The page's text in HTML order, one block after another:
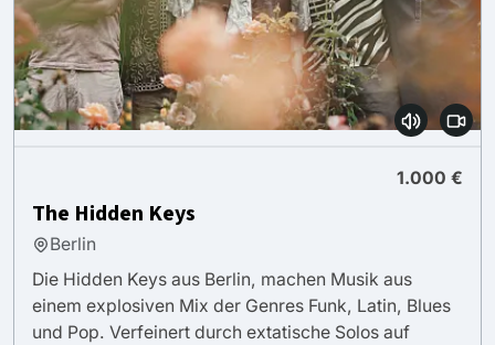
1.000 €
The Hidden Keys
Berlin
Die Hidden Keys aus Berlin, machen Musik aus
einem explosiven Mix der Genres Funk, Latin, Blues
und Pop. Verfeinert durch extatische Solos auf